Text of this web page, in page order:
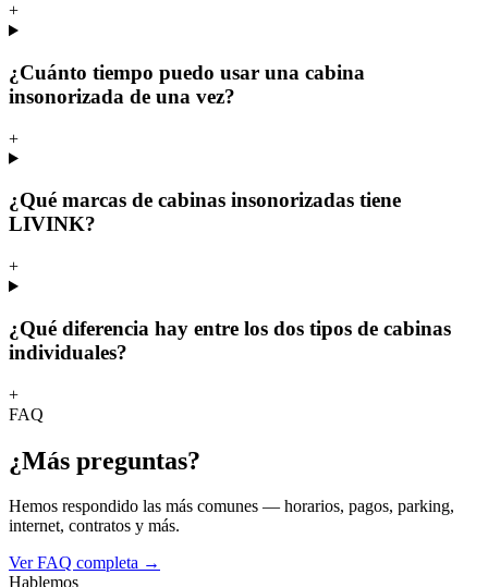
+
¿Cuánto tiempo puedo usar una cabina
insonorizada de una vez?
+
¿Qué marcas de cabinas insonorizadas tiene
LIVINK?
+
¿Qué diferencia hay entre los dos tipos de cabinas
individuales?
+
FAQ
¿Más preguntas?
Hemos respondido las más comunes — horarios, pagos, parking,
internet, contratos y más.
Ver FAQ completa →
Hablemos